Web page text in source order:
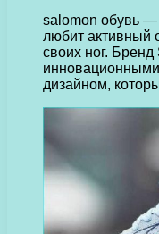
salomon обувь —
любит активный
своих ног.
дизайном,